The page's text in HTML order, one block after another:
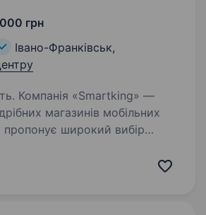
грн
Івано-Франківськ,
—
магазинів мобільних
пропонує широкий вибір
і шукаємо